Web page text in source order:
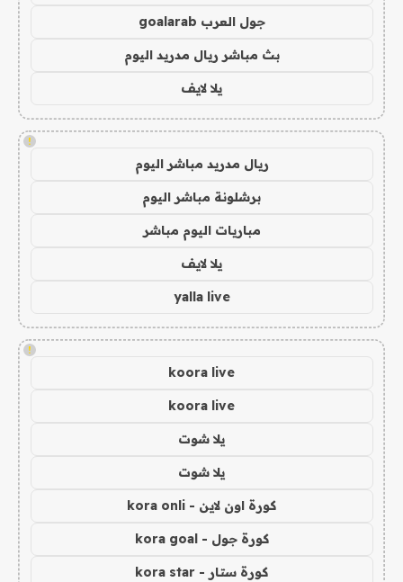
جول العرب goalarab
بث مباشر ريال مدريد اليوم
يلا لايف
!
ريال مدريد مباشر اليوم
برشلونة مباشر اليوم
مباريات اليوم مباشر
يلا لايف
yalla live
!
koora live
koora live
يلا شوت
يلا شوت
كورة اون لاين - kora onli
كورة جول - kora goal
كورة ستار - kora star